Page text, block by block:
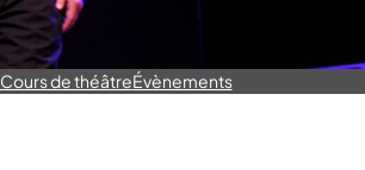
Cours de théâtreÉvènements